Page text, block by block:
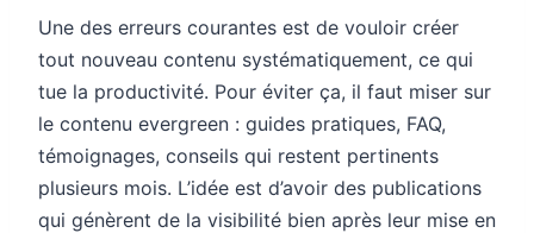
Une des erreurs courantes est de vouloir créer
tout nouveau contenu systématiquement, ce qui
tue la productivité. Pour éviter ça, il faut miser sur
le contenu evergreen : guides pratiques, FAQ,
témoignages, conseils qui restent pertinents
plusieurs mois. L’idée est d’avoir des publications
qui génèrent de la visibilité bien après leur mise en